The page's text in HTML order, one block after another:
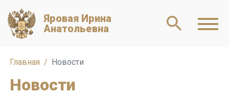
Яровая Ирина
Анатольевна
Главная Новости
Новости